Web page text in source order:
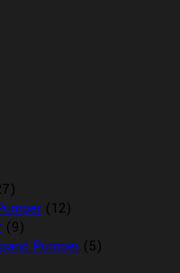
(12)
(9)
Pumper (5)